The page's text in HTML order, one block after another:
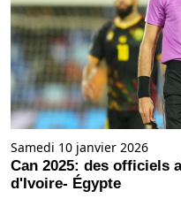
Samedi 10 janvier 2026
Can 2025: des officiels
d'Ivoire- Égypte